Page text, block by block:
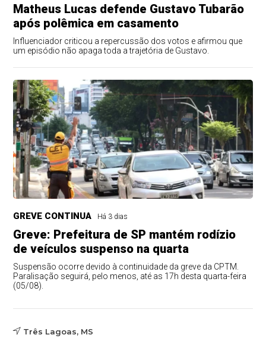
Matheus Lucas defende Gustavo Tubarão
após polêmica em casamento
Influenciador criticou a repercussão dos votos e afirmou que
um episódio não apaga toda a trajetória de Gustavo.
GREVE CONTINUA Há 3 dias
Greve: Prefeitura de SP mantém rodízio
de veículos suspenso na quarta
Suspensão ocorre devido à continuidade da greve da CPTM.
Paralisação seguirá, pelo menos, até as 17h desta quarta-feira
(05/08).
Três Lagoas, MS